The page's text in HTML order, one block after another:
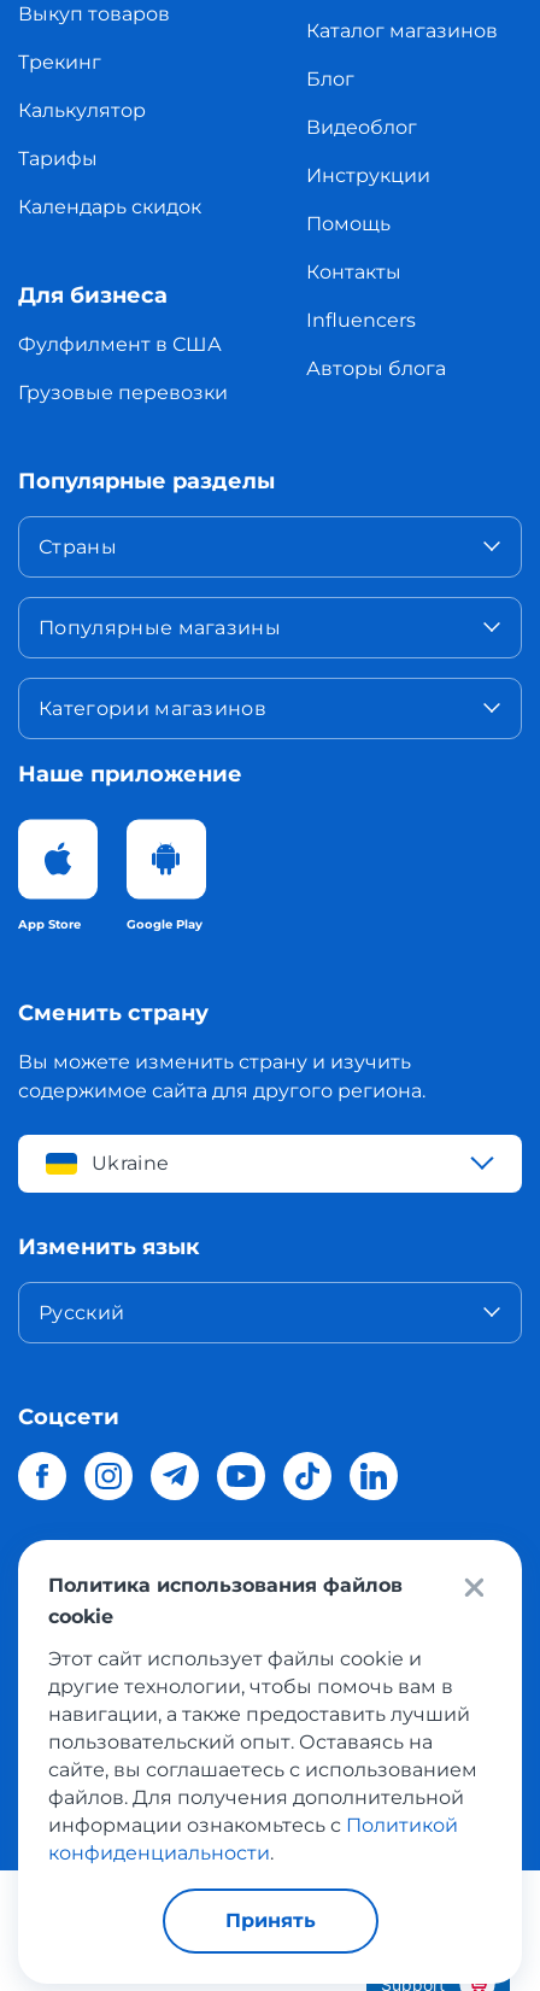
Выкуп товаров
Трекинг
Калькулятор
Тарифы
Календарь скидок
Для бизнеса
Фулфилмент в США
Грузовые перевозки
Каталог магазинов
Блог
Видеоблог
Инструкции
Помощь
Контакты
Influencers
Авторы блога
Популярные разделы
Страны
Популярные магазины
Категории магазинов
Наше приложение
App Store Google Play
Сменить страну
Вы можете изменить страну и изучить
содержимое сайта для другого региона.
Ukraine
Изменить язык
Русский
Соцсети
© 2026 Meest Shoppingдоставка покупок с интернет
магазинов мира в Украину.
Политика конфиденциальности
Публичная оферта
Условия пользования сервисом выкупа товаров
Платежные системы:
Политика использования файлов
cookie
Этот сайт использует файлы cookie и
другие технологии, чтобы помочь вам в
навигации, а также предоставить лучший
пользовательский опыт. Оставаясь на
сайте, вы соглашаетесь с использованием
файлов. Для получения дополнительной
информации ознакомьтесь с Политикой
конфиденциальности.
Принять
Support